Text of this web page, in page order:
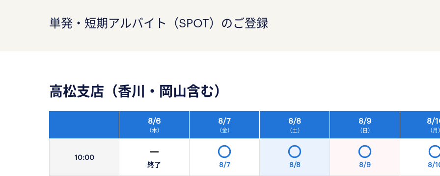
単発・短期アルバイト（SPOT）のご登録
高松支店（香川・岡山含む）
10:00
8/6
（木）
8/7
（金）
8/8
（土）
8/9
（日）
8/
（月）
終了 8/7 8/8 8/9 8/